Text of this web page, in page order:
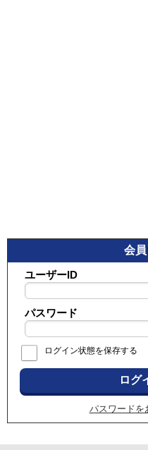
会
ユーザーID
パスワード
ログイン状態を保存する
パスワードを